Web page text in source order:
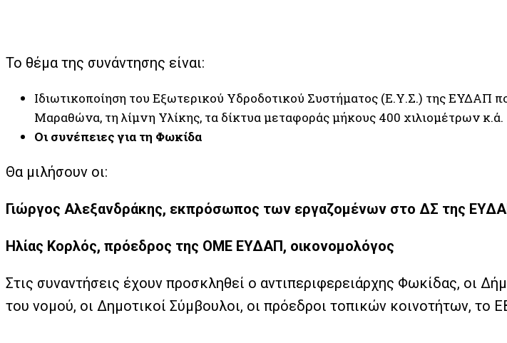
Το θέμα της συνάντησης είναι:
Ιδιωτικοποίηση του Εξωτερικού Υδροδοτικού Συστήματος (Ε.Υ.Σ.) της ΕΥΔΑΠ
Μαραθώνα, τη λίμνη Υλίκης, τα δίκτυα μεταφοράς μήκους 400 χιλιομέτρων κ.ά.
Οι συνέπειες για τη Φωκίδα
Θα μιλήσουν οι:
Γιώργος Αλεξανδράκης, εκπρόσωπος των εργαζομένων στο ΔΣ της
Ηλίας Κορλός, πρόεδρος της ΟΜΕ ΕΥΔΑΠ, οικονομολόγος
Στις συναντήσεις έχουν προσκληθεί ο αντιπεριφερειάρχης Φωκίδας, οι
του νομού, οι Δημοτικοί Σύμβουλοι, οι πρόεδροι τοπικών κοινοτήτων, το